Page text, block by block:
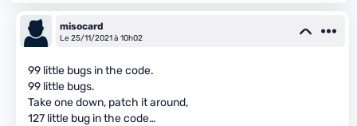
misocard
Le 25/11/2021 à 10h02
99 little bugs in the code.
99 little bugs.
Take one down, patch it around,
127 little bug in the code…